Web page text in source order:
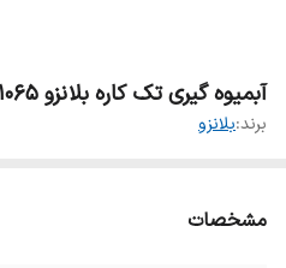
آبمیوه گیری تک کاره بلانزو BPJ-1065
برند:بلانزو
مشخصات